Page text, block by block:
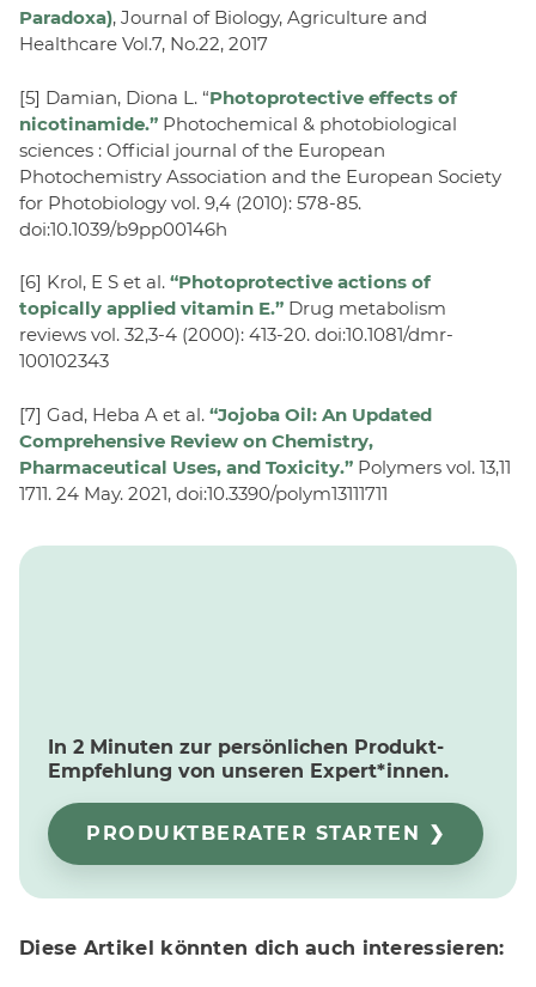
Paradoxa), Journal of Biology, Agriculture and
Healthcare Vol.7, No.22, 2017
[5] Damian, Diona L. “Photoprotective effects of
nicotinamide.” Photochemical & photobiological
sciences : Official journal of the European
Photochemistry Association and the European Society
for Photobiology vol. 9,4 (2010): 578-85.
doi:10.1039/b9pp00146h
[6] Krol, E S et al. “Photoprotective actions of
topically applied vitamin E.” Drug metabolism
reviews vol. 32,3-4 (2000): 413-20. doi:10.1081/dmr-
100102343
[7] Gad, Heba A et al. “Jojoba Oil: An Updated
Comprehensive Review on Chemistry,
Pharmaceutical Uses, and Toxicity.” Polymers vol. 13,11
1711. 24 May. 2021, doi:10.3390/polym13111711
In 2 Minuten zur persönlichen Produkt-
Empfehlung von unseren Expert*innen.
PRODUKTBERATER STARTEN ❯
Diese Artikel könnten dich auch interessieren: